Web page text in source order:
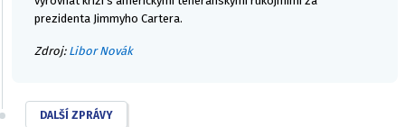
prezidenta Jimmyho Cartera.
Zdroj: Libor Novák
DALŠÍ ZPRÁVY